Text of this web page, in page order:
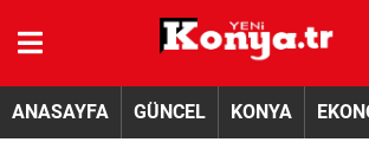
ANASAYFA GÜNCEL KONYA